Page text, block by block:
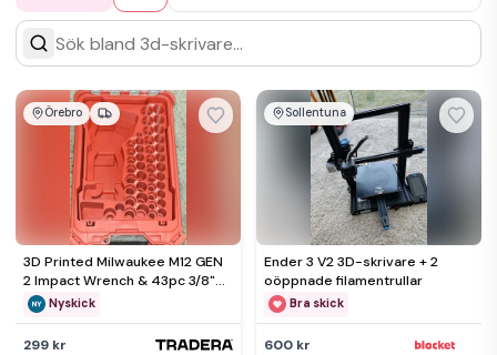
Örebro
3D Printed Milwaukee M12 GEN
2 Impact Wrench & 43pc 3/8"
Socket Packout Insert
Nyskick
299 kr
Sollentuna
Ender 3 V2 3D-skrivare + 2
oöppnade filamentrullar
Bra skick
600 kr